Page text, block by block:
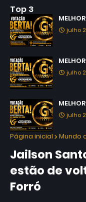
Top 3
julho
julho
julho
Página inicial Mundo
Jailson
estão de
Forró